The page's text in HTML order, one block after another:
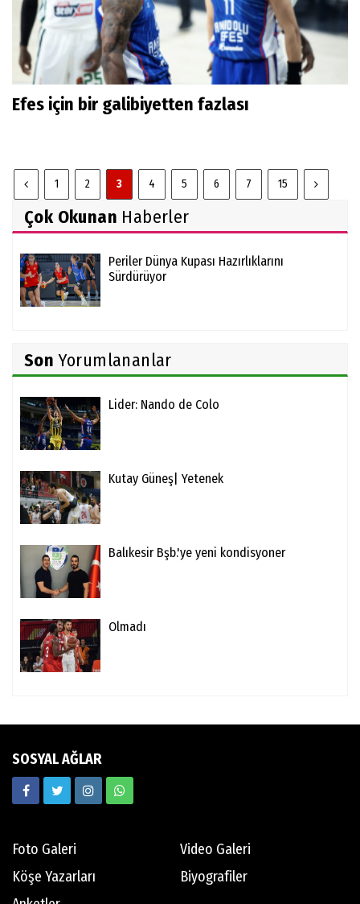
Efes için bir galibiyetten fazlası
1 2 3 4 5 6 7 15
Çok Okunan Haberler
Periler Dünya Kupası Hazırlıklarını
Sürdürüyor
Son Yorumlananlar
Lider: Nando de Colo
Kutay Güneş| Yetenek
Balıkesir Bşb.'ye yeni kondisyoner
Olmadı
SOSYAL AĞLAR
Foto Galeri
Video Galeri
Köşe Yazarları
Biyografiler